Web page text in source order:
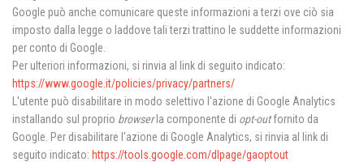
Google può anche comunicare queste informazioni a terzi ove ciò sia
imposto dalla legge o laddove tali terzi trattino le suddette informazioni
per conto di Google.
Per ulteriori informazioni, si rinvia al link di seguito indicato:
https://www.google.it/policies/privacy/partners/
L'utente può disabilitare in modo selettivo l'azione di Google Analytics
installando sul proprio browserla componente di opt-outfornito da
Google. Per disabilitare l'azione di Google Analytics, si rinvia al link di
seguito indicato: https://tools.google.com/dlpage/gaoptout